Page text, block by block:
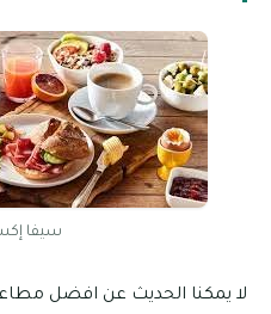
سيفا
لا يمكنا الحديث عن افضل